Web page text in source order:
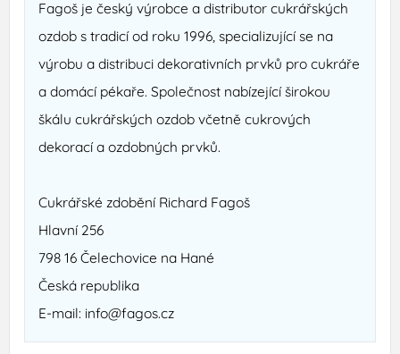
Fagoš je český výrobce a distributor cukrářských
ozdob s tradicí od roku 1996, specializující se na
výrobu a distribuci dekorativních prvků pro cukráře
a domácí pékaře. Společnost nabízející širokou
škálu cukrářských ozdob včetně cukrových
dekorací a ozdobných prvků.
Cukrářské zdobění Richard Fagoš
Hlavní 256
798 16 Čelechovice na Hané
Česká republika
E-mail: info@fagos.cz